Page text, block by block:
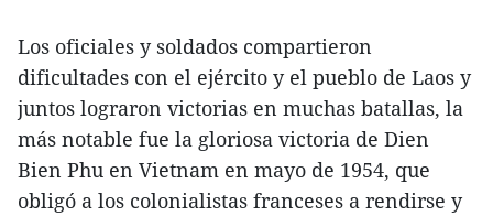
Los oficiales y soldados compartieron
dificultades con el ejército y el pueblo de Laos y
juntos lograron victorias en muchas batallas, la
más notable fue la gloriosa victoria de Dien
Bien Phu en Vietnam en mayo de 1954, que
obligó a los colonialistas franceses a rendirse y